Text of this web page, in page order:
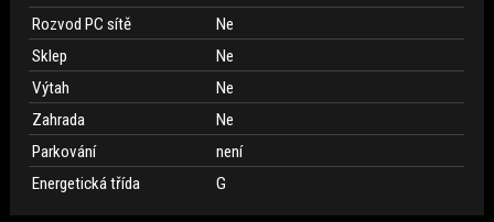
Rozvod PC sítě
Ne
Sklep
Ne
Výtah
Ne
Zahrada
Ne
Parkování
není
Energetická třída
G